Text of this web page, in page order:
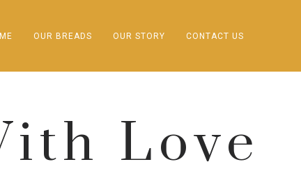
OUR BREADS OUR STORY CONTACT US
Love